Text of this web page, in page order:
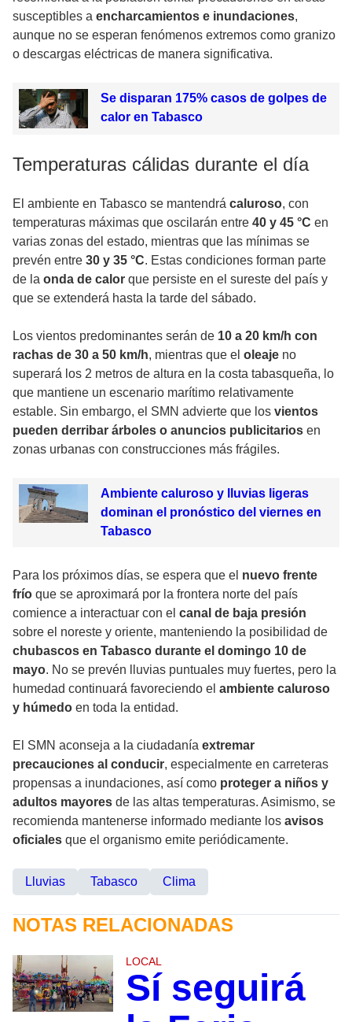
susceptibles a encharcamientos e inundaciones,
aunque no se esperan fenómenos extremos como granizo
o descargas eléctricas de manera significativa.
Se disparan 175% casos de golpes de
calor en Tabasco
Temperaturas cálidas durante el día
El ambiente en Tabasco se mantendrá caluroso, con
temperaturas máximas que oscilarán entre 40 y 45 °C en
varias zonas del estado, mientras que las mínimas se
prevén entre 30 y 35 °C. Estas condiciones forman parte
de la onda de calor que persiste en el sureste del país y
que se extenderá hasta la tarde del sábado.
Los vientos predominantes serán de 10 a 20 km/h con
rachas de 30 a 50 km/h, mientras que el oleaje no
superará los 2 metros de altura en la costa tabasqueña, lo
que mantiene un escenario marítimo relativamente
estable. Sin embargo, el SMN advierte que los vientos
pueden derribar árboles o anuncios publicitarios en
zonas urbanas con construcciones más frágiles.
Ambiente caluroso y lluvias ligeras
dominan el pronóstico del viernes en
Tabasco
Para los próximos días, se espera que el nuevo frente
frío que se aproximará por la frontera norte del país
comience a interactuar con el canal de baja presión
sobre el noreste y oriente, manteniendo la posibilidad de
chubascos en Tabasco durante el domingo 10 de
mayo. No se prevén lluvias puntuales muy fuertes, pero la
humedad continuará favoreciendo el ambiente caluroso
y húmedo en toda la entidad.
El SMN aconseja a la ciudadanía extremar
precauciones al conducir, especialmente en carreteras
propensas a inundaciones, así como proteger a niños y
adultos mayores de las altas temperaturas. Asimismo, se
recomienda mantenerse informado mediante los avisos
oficiales que el organismo emite periódicamente.
Lluvias Tabasco Clima
NOTAS RELACIONADAS
LOCAL
Sí seguirá